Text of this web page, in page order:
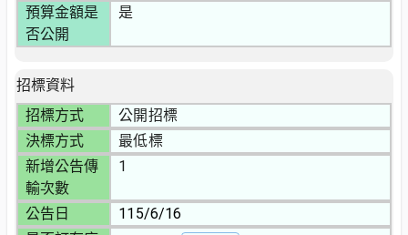
預算金額是
否公開
是
招標資料
招標方式
公開招標
決標方式
最低標
新增公告傳
輸次數
1
公告日
115/6/16